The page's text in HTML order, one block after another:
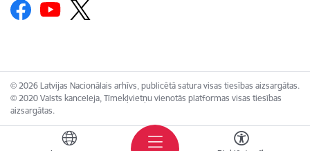
© 2026 Latvijas Nacionālais arhīvs, publicētā satura visas tiesības aizsargātas.
© 2020 Valsts kanceleja, Tīmekļvietņu vienotās platformas visas tiesības
aizsargātas.